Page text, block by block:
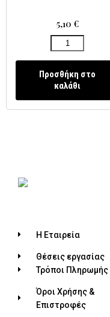
5,10 €
Προσθήκη στο
καλάθι
Η Εταιρεία
Θέσεις εργασίας
Τρόποι Πληρωμής
Όροι Χρήσης &
Επιστροφές